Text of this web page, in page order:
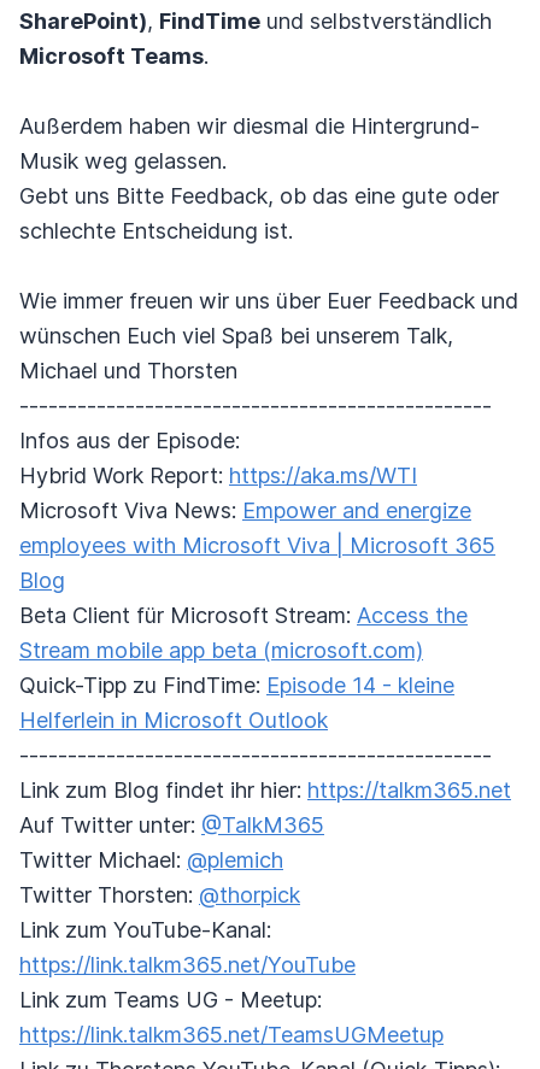
SharePoint), FindTime und selbstverständlich
Microsoft Teams.
Außerdem haben wir diesmal die Hintergrund-
Musik weg gelassen.
Gebt uns Bitte Feedback, ob das eine gute oder
schlechte Entscheidung ist.
Wie immer freuen wir uns über Euer Feedback und
wünschen Euch viel Spaß bei unserem Talk,
Michael und Thorsten
-------------------------------------------------
Infos aus der Episode:
Hybrid Work Report: https://aka.ms/WTI
Microsoft Viva News: Empower and energize
employees with Microsoft Viva | Microsoft 365
Blog
Beta Client für Microsoft Stream: Access the
Stream mobile app beta (microsoft.com)
Quick-Tipp zu FindTime: Episode 14 - kleine
Helferlein in Microsoft Outlook
-------------------------------------------------
Link zum Blog findet ihr hier: https://talkm365.net
Auf Twitter unter: @TalkM365
Twitter Michael: @plemich
Twitter Thorsten: @thorpick
Link zum YouTube-Kanal:
https://link.talkm365.net/YouTube
Link zum Teams UG - Meetup:
https://link.talkm365.net/TeamsUGMeetup